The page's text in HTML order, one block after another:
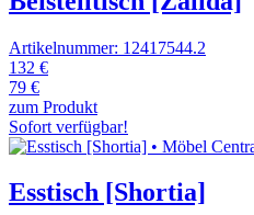
Artikelnummer: 12417544.2
132 €
79 €
zum Produkt
Sofort verfügbar!
Esstisch [Shortia]